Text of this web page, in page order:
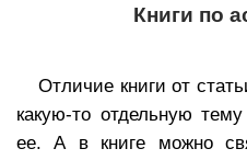
Книги по
Отличие книги от
какую-то отдельную
ее. А в книге можно